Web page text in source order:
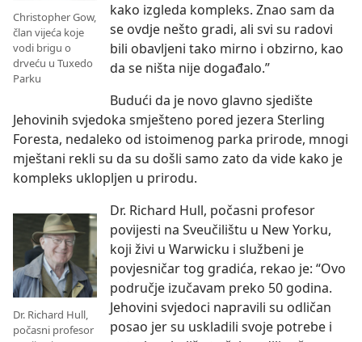
Christopher Gow,
član vijeća koje
vodi brigu o
drveću u Tuxedo
Parku
kako izgleda kompleks. Znao sam da
se ovdje nešto gradi, ali svi su radovi
bili obavljeni tako mirno i obzirno, kao
da se ništa nije događalo.”
Budući da je novo glavno sjedište
Jehovinih svjedoka smješteno pored jezera Sterling
Foresta, nedaleko od istoimenog parka prirode, mnogi
mještani rekli su da su došli samo zato da vide kako je
kompleks uklopljen u prirodu.
Dr. Richard Hull,
počasni profesor
Dr. Richard Hull, počasni profesor
povijesti na Sveučilištu u New Yorku,
koji živi u Warwicku i službeni je
povjesničar tog gradića, rekao je: “Ovo
područje izučavam preko 50 godina.
Jehovini svjedoci napravili su odličan
posao jer su uskladili svoje potrebe i